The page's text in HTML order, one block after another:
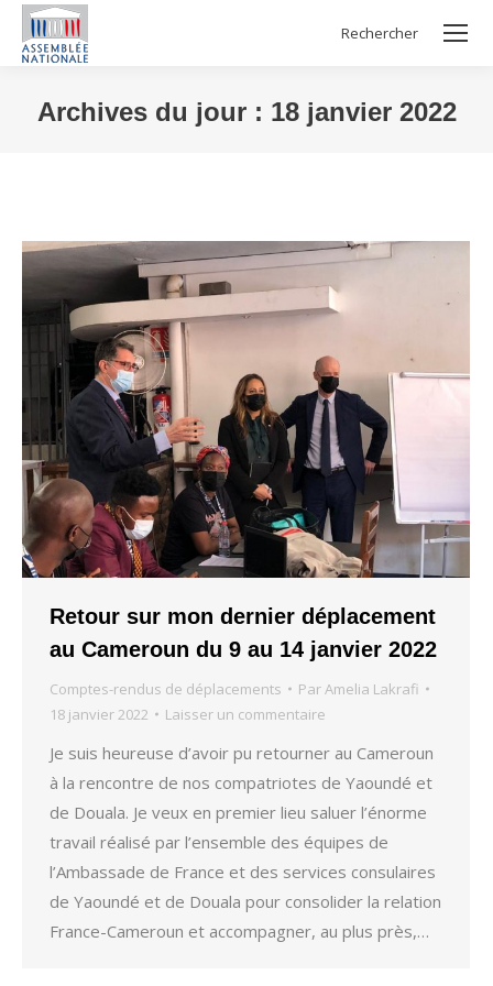
Search:
Rechercher
Archives du jour : 18 janvier 2022
Retour sur mon dernier déplacement
au Cameroun du 9 au 14 janvier 2022
Comptes-rendus de déplacements Par Amelia Lakrafi
18 janvier 2022
Laisser un commentaire
Je suis heureuse d’avoir pu retourner au Cameroun
à la rencontre de nos compatriotes de Yaoundé et
de Douala. Je veux en premier lieu saluer l’énorme
travail réalisé par l’ensemble des équipes de
l’Ambassade de France et des services consulaires
de Yaoundé et de Douala pour consolider la relation
France-Cameroun et accompagner, au plus près,…